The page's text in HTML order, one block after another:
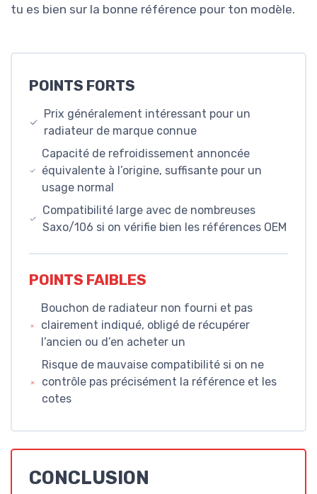
tu es bien sur la bonne référence pour ton modèle.
POINTS FORTS
Prix généralement intéressant pour un
radiateur de marque connue
Capacité de refroidissement annoncée
équivalente à l’origine, suffisante pour un
usage normal
Compatibilité large avec de nombreuses
Saxo/106 si on vérifie bien les références OEM
POINTS FAIBLES
Bouchon de radiateur non fourni et pas
clairement indiqué, obligé de récupérer
l’ancien ou d’en acheter un
Risque de mauvaise compatibilité si on ne
contrôle pas précisément la référence et les
cotes
CONCLUSION